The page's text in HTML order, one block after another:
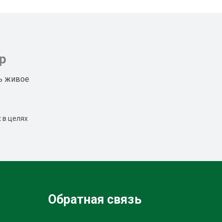
живое
в целях
Обратная связь